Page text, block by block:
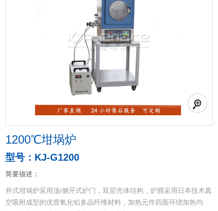
1200℃坩埚炉
型号：KJ-G1200
简要描述：
井式坩埚炉采用顶/侧开式炉门，双层壳体结构，炉膛采用日本技术真
空吸附成型的优质氧化铝多晶纤维材料，加热元件四面环绕加热均